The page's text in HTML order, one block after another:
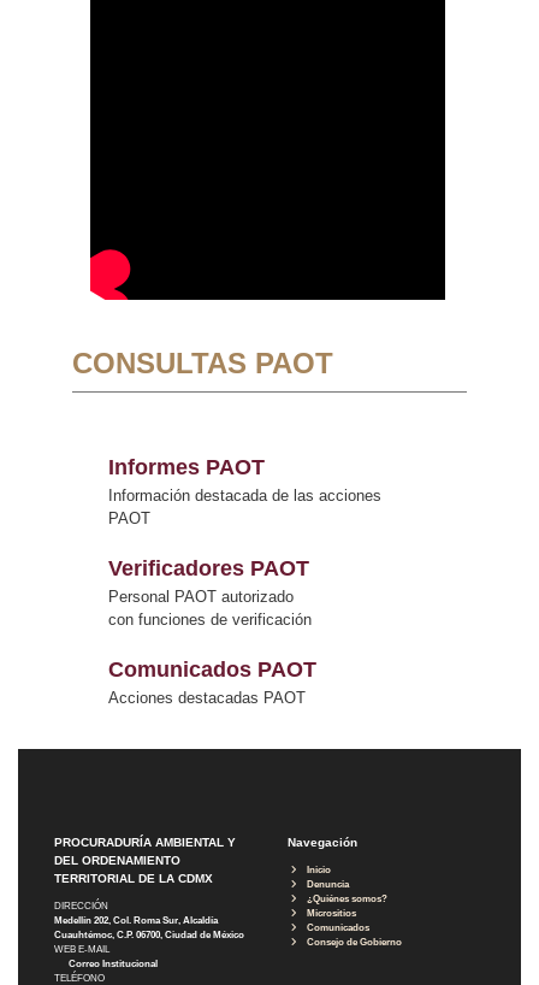
CONSULTAS PAOT
Informes PAOT
Información destacada de las acciones
PAOT
Verificadores PAOT
Personal PAOT autorizado
con funciones de verificación
Comunicados PAOT
Acciones destacadas PAOT
PROCURADURÍA AMBIENTAL Y
DEL ORDENAMIENTO
TERRITORIAL DE LA CDMX
DIRECCIÓN
Medellín 202, Col. Roma Sur, Alcaldía
Cuauhtémoc, C.P. 06700, Ciudad de México
WEB E-MAIL
Correo Institucional
TELÉFONO
Navegación
Inicio
Denuncia
¿Quiénes somos?
Micrositios
Comunicados
Consejo de Gobierno